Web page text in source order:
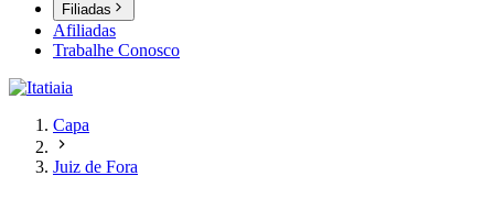
Filiadas
Afiliadas
Trabalhe Conosco
Capa
Juiz de Fora